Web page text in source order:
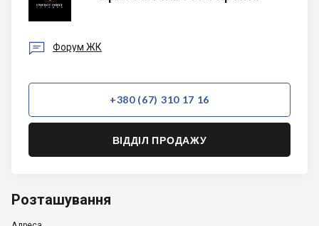
Україна
 Форум ЖК
+380 (67) 310 17 16
ВІДДІЛ ПРОДАЖУ
Розташування